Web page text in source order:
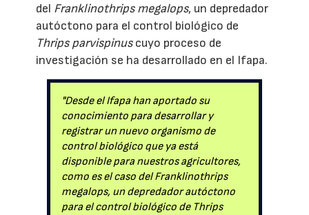
del Franklinothrips megalops, un depredador
autóctono para el control biológico de
Thrips parvispinuscuyo proceso de
investigación se ha desarrollado en el Ifapa.
"Desde el Ifapa han aportado su
conocimiento para desarrollar y
registrar un nuevo organismo de
control biológico que ya está
disponible para nuestros agricultores,
como es el caso del Franklinothrips
megalops, un depredador autóctono
para el control biológico de Thrips